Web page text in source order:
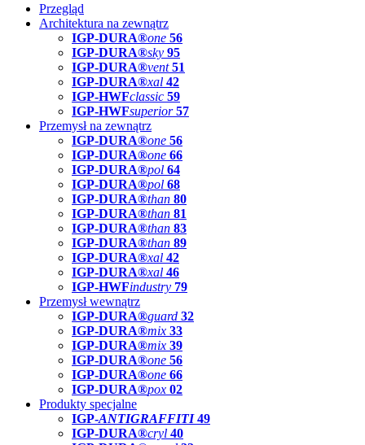
Przegląd
Architektura na zewnątrz
IGP-DURA®one 56
IGP-DURA®sky 95
IGP-DURA®vent 51
IGP-DURA®xal 42
IGP-HWFclassic 59
IGP-HWFsuperior 57
Przemysł na zewnątrz
IGP-DURA®one 56
IGP-DURA®one 66
IGP-DURA®pol 64
IGP-DURA®pol 68
IGP-DURA®than 80
IGP-DURA®than 81
IGP-DURA®than 83
IGP-DURA®than 89
IGP-DURA®xal 42
IGP-DURA®xal 46
IGP-HWFindustry 79
Przemysł wewnątrz
IGP-DURA®guard 32
IGP-DURA®mix 33
IGP-DURA®mix 39
IGP-DURA®one 56
IGP-DURA®one 66
IGP-DURA®pox 02
Produkty specjalne
IGP-ANTIGRAFFITI49
IGP-DURA®cryl 40